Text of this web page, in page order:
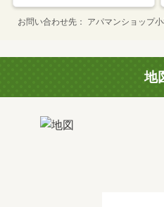
お問い合わせ先 アパマンショップ
地